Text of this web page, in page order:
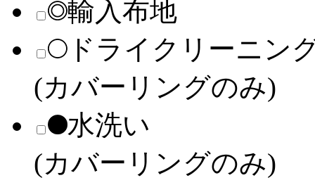
輸入布地
ドライクリーニン
(カバーリングのみ)
水洗い
(カバーリングのみ)